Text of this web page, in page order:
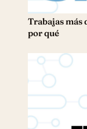
Trabajas más
por qué